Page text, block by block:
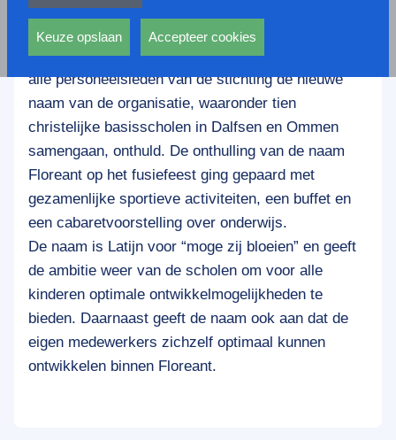
De Stichting Christelijk Primair Onderwijs in het
Vechtdal heeft per november 2017 een nieuwe
naam. Op het fusiefeest in MooiRivier werd voor
alle personeelsleden van de stichting de nieuwe
naam van de organisatie, waaronder tien
christelijke basisscholen in Dalfsen en Ommen
samengaan, onthuld. De onthulling van de naam
Floreant op het fusiefeest ging gepaard met
gezamenlijke sportieve activiteiten, een buffet en
een cabaretvoorstelling over onderwijs.
De naam is Latijn voor “moge zij bloeien” en geeft
de ambitie weer van de scholen om voor alle
kinderen optimale ontwikkelmogelijkheden te
bieden. Daarnaast geeft de naam ook aan dat de
eigen medewerkers zichzelf optimaal kunnen
ontwikkelen binnen Floreant.
andere wordt voorkomen dat dezelfde advertentie
voortdurend verschijnt.
Keuze opslaan Accepteer cookies